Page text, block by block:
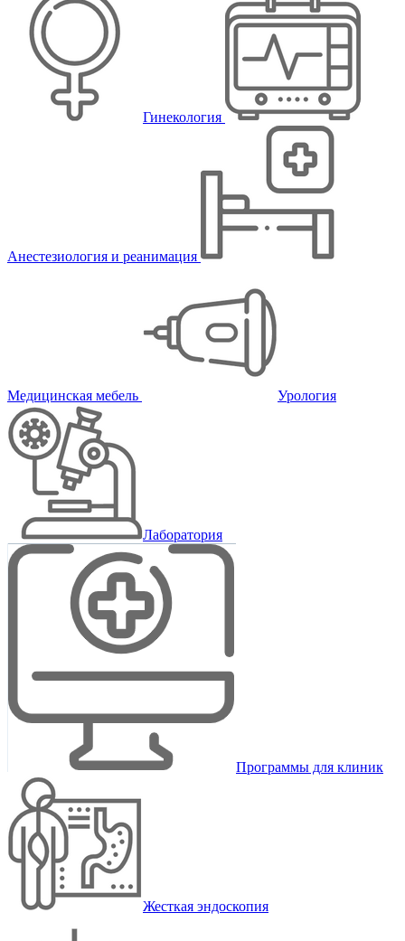
Гинекология
Анестезиология и реанимация
Медицинская мебель Урология
Лаборатория
Программы для клиник
Жесткая эндоскопия